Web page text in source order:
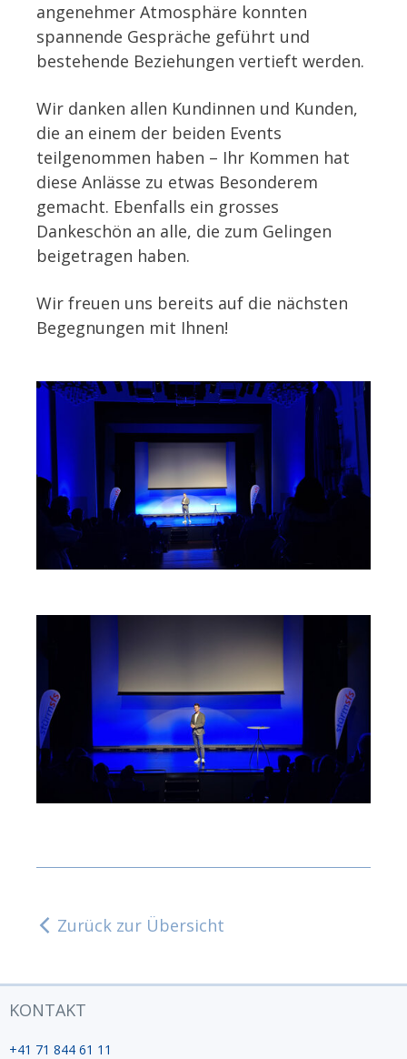
angenehmer Atmosphäre konnten
spannende Gespräche geführt und
bestehende Beziehungen vertieft werden.
Wir danken allen Kundinnen und Kunden,
die an einem der beiden Events
teilgenommen haben – Ihr Kommen hat
diese Anlässe zu etwas Besonderem
gemacht. Ebenfalls ein grosses
Dankeschön an alle, die zum Gelingen
beigetragen haben.
Wir freuen uns bereits auf die nächsten
Begegnungen mit Ihnen!
Zurück zur Übersicht
KONTAKT
+41 71 844 61 11